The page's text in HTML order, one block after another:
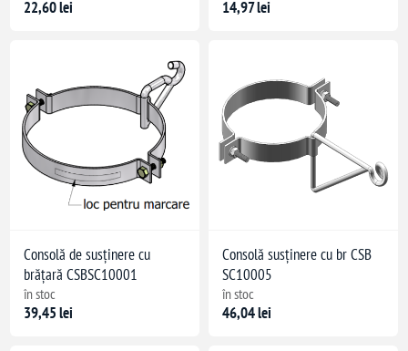
22,60 lei 14,97 lei
Consolă de susținere cu
brățară CSBSC10001
în stoc
39,45 lei
Consolă susținere cu br CSB
SC10005
în stoc
46,04 lei